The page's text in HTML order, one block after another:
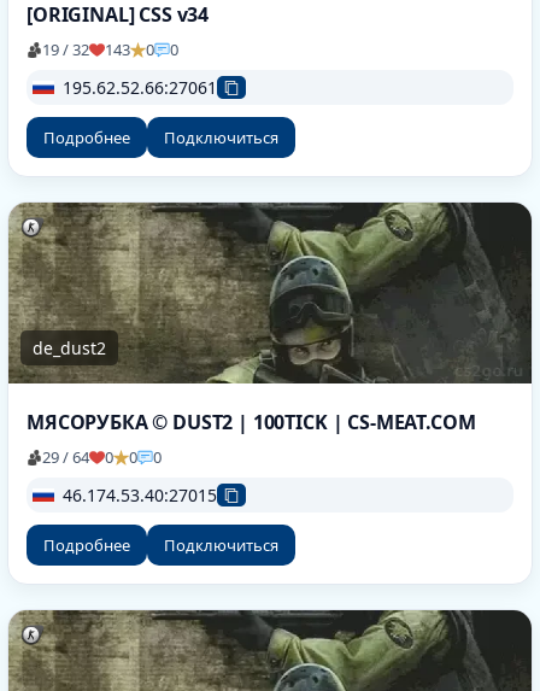
[ORIGINAL] CSS v34
19 / 32 143 0 0
195.62.52.66:27061
Подробнее Подключиться
de_dust2
МЯСОРУБКА © DUST2 | 100TICK | CS-MEAT.COM
29 / 64 0 0 0
46.174.53.40:27015
Подробнее Подключиться